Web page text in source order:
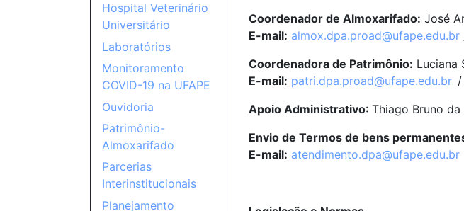
Coordenador de Almoxarifado: José
E-mail: almox.dpa.proad@ufape.edu.br
Coordenadora de Patrimônio: Luciana
E-mail: patri.dpa.proad@ufape.edu.br/
Apoio Administrativo: Thiago Bruno
Envio de Termos de bens
E-mail: atendimento.dpa@ufape.edu.br
Hospital Veterinário
Universitário
Laboratórios
Monitoramento
COVID-19 na UFAPE
Ouvidoria
Patrimônio-
Almoxarifado
Parcerias
Interinstitucionais
Planejamento